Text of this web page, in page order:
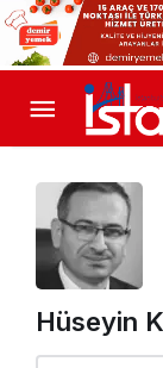
Hüseyin